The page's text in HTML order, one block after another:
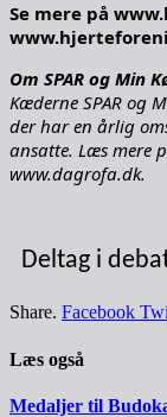
Se mere på
Om SPAR og Min
Kæderne SPAR og
der har en årlig
ansatte. Læs mere
www.dagrofa.dk.
Deltag i
Share. Facebook
Læs også
Medaljer til